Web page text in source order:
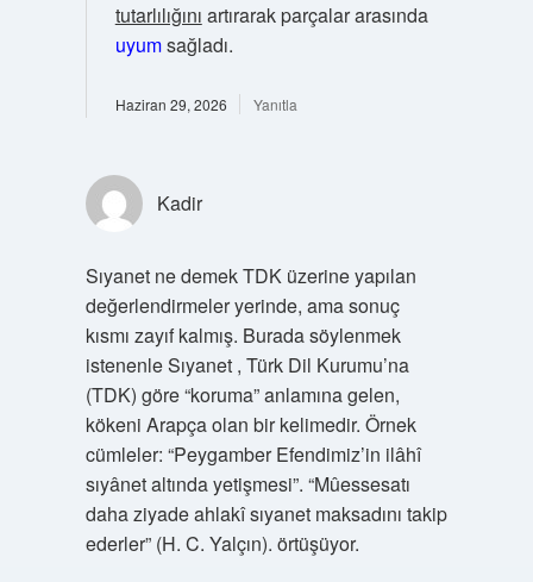
tutarlılığını artırarak parçalar arasında
uyumsağladı.
Haziran 29, 2026 Yanıtla
Kadir
Sıyanet ne demek TDK üzerine yapılan
değerlendirmeler yerinde, ama sonuç
kısmı zayıf kalmış. Burada söylenmek
istenenle Sıyanet , Türk Dil Kurumu’na
(TDK) göre “koruma” anlamına gelen,
kökeni Arapça olan bir kelimedir. Örnek
cümleler: “Peygamber Efendimiz’in ilâhî
sıyânet altında yetişmesi”. “Mûessesatı
daha ziyade ahlakî sıyanet maksadını takip
ederler” (H. C. Yalçın). örtüşüyor.